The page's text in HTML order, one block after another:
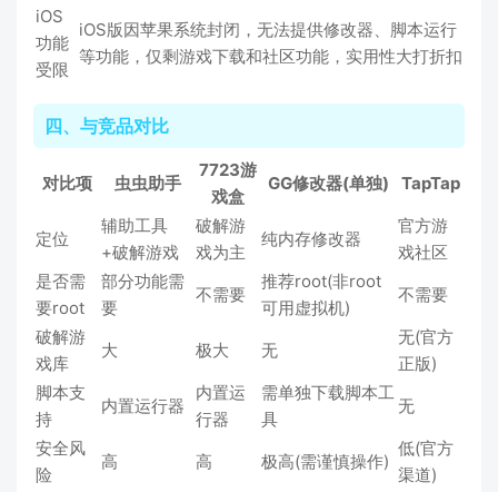
iOS
功能
受限
iOS版因苹果系统封闭，无法提供修改器、脚本运行
等功能，仅剩游戏下载和社区功能，实用性大打折扣
四、与竞品对比
对比项 虫虫助手
7723游
戏盒
GG修改器(单独) TapTap
定位
辅助工具
+破解游戏
破解游
戏为主
纯内存修改器
官方游
戏社区
是否需
要root
部分功能需
要
不需要
推荐root(非root
可用虚拟机)
不需要
破解游
戏库
大 极大 无
无(官方
正版)
脚本支
持
内置运行器
内置运
行器
需单独下载脚本工
具
无
安全风
险
高 高 极高(需谨慎操作)
低(官方
渠道)